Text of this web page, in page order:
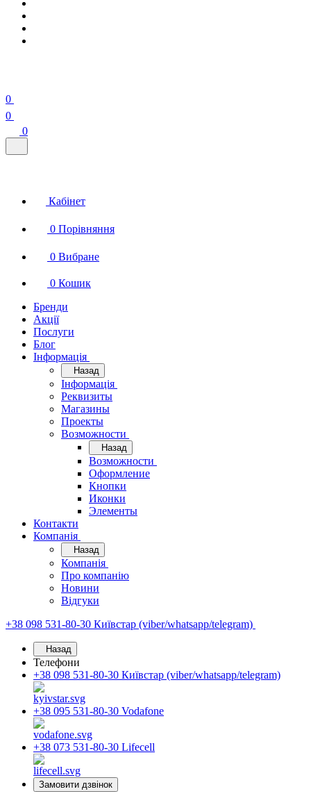
0
0
0
Кабінет
0 Порівняння
0 Вибране
0 Кошик
Бренди
Акції
Послуги
Блог
Інформація
Назад
Інформація
Реквизиты
Магазины
Проекты
Возможности
Назад
Возможности
Оформление
Кнопки
Иконки
Элементы
Контакти
Компанія
Назад
Компанія
Про компанію
Новини
Відгуки
+38 098 531-80-30 Київстар (viber/whatsapp/telegram)
Назад
Телефони
+38 098 531-80-30 Київстар (viber/whatsapp/telegram)
+38 095 531-80-30 Vodafone
+38 073 531-80-30 Lifecell
Замовити дзвінок